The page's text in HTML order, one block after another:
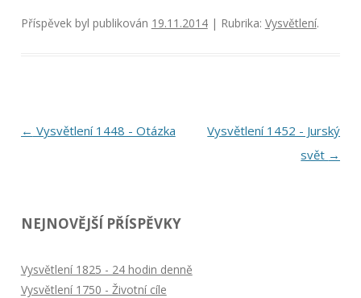
Příspěvek byl publikován 19.11.2014| Rubrika: Vysvětlení.
Navigace
← Vysvětlení 1448 - Otázka
Vysvětlení 1452 - Jurský
svět →
NEJNOVĚJŠÍ PŘÍSPĚVKY
Vysvětlení 1825 - 24 hodin denně
Vysvětlení 1750 - Životní cíle